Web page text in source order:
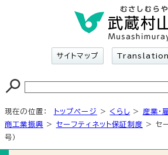
サイトマップ
現在の位置： トップページ > くらし > 産業・
商工業振興 > セーフティネット保証制度 > セ
号）